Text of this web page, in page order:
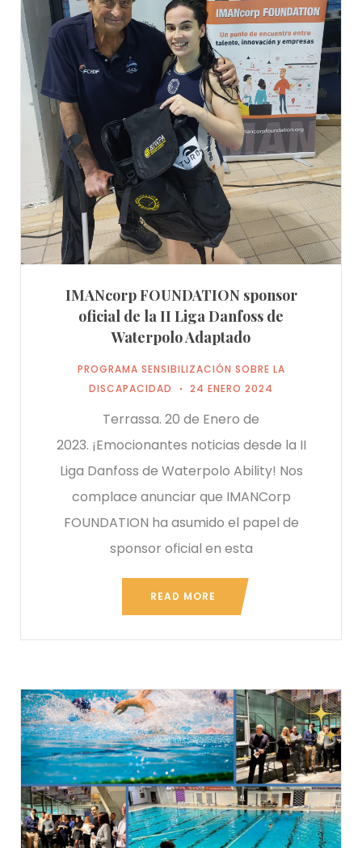
IMANcorp FOUNDATION sponsor
oficial de la II Liga Danfoss de
Waterpolo Adaptado
PROGRAMA SENSIBILIZACIÓN SOBRE LA
DISCAPACIDAD
24 ENERO 2024
Terrassa. 20 de Enero de
2023. ¡Emocionantes noticias desde la II
Liga Danfoss de Waterpolo Ability! Nos
complace anunciar que IMANCorp
FOUNDATION ha asumido el papel de
sponsor oficial en esta
READ MORE